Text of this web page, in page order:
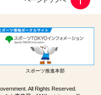
スポーツ推進本部
All Rights Reserved.